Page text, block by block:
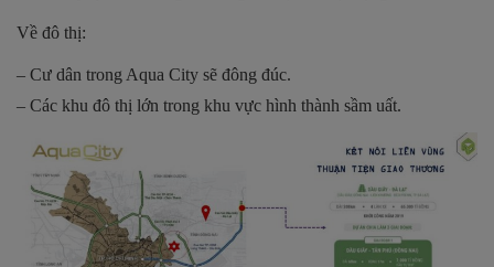
Về đô thị:
– Cư dân trong Aqua City sẽ đông đúc.
– Các khu đô thị lớn trong khu vực hình thành sầm uất.